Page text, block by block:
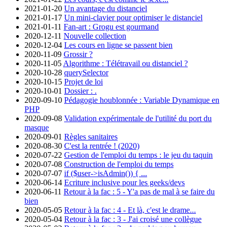
2021-01-20 Un avantage du distanciel
2021-01-17 Un mini-clavier pour optimiser le distanciel
2021-01-11 Fan-art : Grogu est gourmand
2020-12-11 Nouvelle collection
2020-12-04 Les cours en ligne se passent bien
2020-11-09 Grossir ?
2020-11-05 Algorithme : Télétravail ou distanciel ?
2020-10-28 querySelector
2020-10-15 Projet de loi
2020-10-01 Dossier : .
2020-09-10 Pédagogie houblonnée : Variable Dynamique en
PHP
2020-09-08 Validation expérimentale de l'utilité du port du
masque
2020-09-01 Règles sanitaires
2020-08-30 C'est la rentrée ! (2020)
2020-07-22 Gestion de l'emploi du temps : le jeu du taquin
2020-07-08 Construction de l'emploi du temps
2020-07-07 if ($user->isAdmin()) { ...
2020-06-14 Ecriture inclusive pour les geeks/devs
2020-06-11 Retour à la fac : 5 - Y'a pas de mal à se faire du
bien
2020-05-05 Retour à la fac : 4 - Et là, c'est le drame...
2020-05-04 Retour à la fac : 3 - J'ai croisé une collègue